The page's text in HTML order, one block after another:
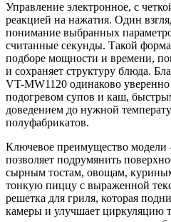
Управление электронное, с
реакцией на нажатия. Один
понимание выбранных
считанные секунды. Такой
подборе мощности и времени,
и сохраняет структуру блюда.
VT-MW1120 одинаково уверенно
подогревом супов и каш,
доведением до нужной
полуфабрикатов.
Ключевое преимущество
позволяет подрумянить
сырным тостам, овощам,
тонкую пиццу с выраженной
решетка для гриля, которая
камеры и улучшает циркуляцию